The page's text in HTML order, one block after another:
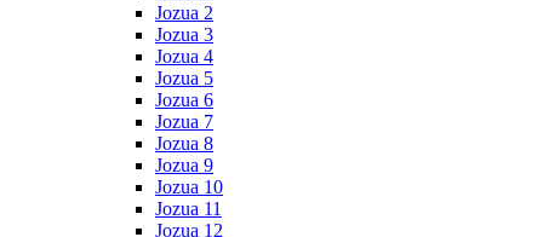
Jozua 2
Jozua 3
Jozua 4
Jozua 5
Jozua 6
Jozua 7
Jozua 8
Jozua 9
Jozua 10
Jozua 11
Jozua 12